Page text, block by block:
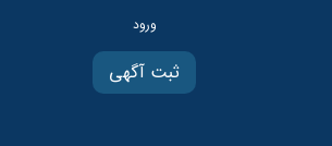
ثبت آگهی